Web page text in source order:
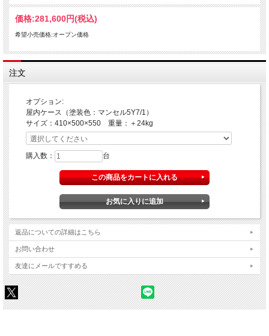
価格:281,600円(税込)
希望小売価格:オープン価格
注文
オプション:
屋内ケース（塗装色：マンセル5Y7/1）
サイズ：410×500×550 重量：＋24kg
購入数： 台
返品についての詳細はこちら
お問い合わせ
友達にメールですすめる